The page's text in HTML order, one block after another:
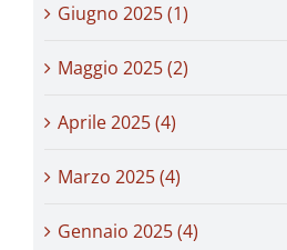
Giugno 2025 (1)
Maggio 2025 (2)
Aprile 2025 (4)
Marzo 2025 (4)
Gennaio 2025 (4)